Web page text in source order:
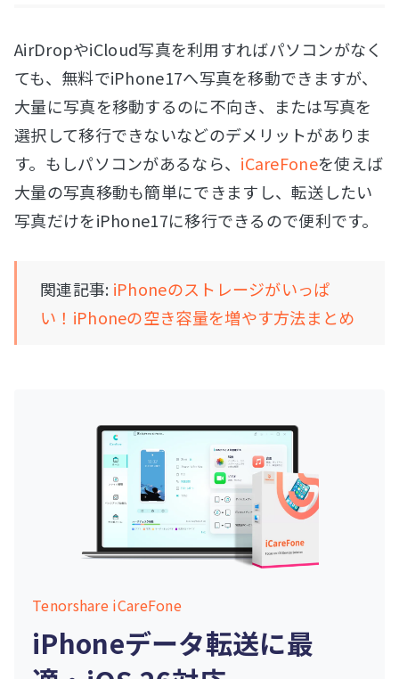
AirDropやiCloud写真を利用すればパソコンがなく
ても、無料でiPhone17へ写真を移動できますが、
大量に写真を移動するのに不向き、または写真を
選択して移行できないなどのデメリットがありま
す。もしパソコンがあるなら、 iCareFoneを使えば
大量の写真移動も簡単にできますし、転送したい
写真だけをiPhone17に移行できるので便利です。
関連記事: iPhoneのストレージがいっぱ
い！iPhoneの空き容量を増やす方法まとめ
Tenorshare iCareFone
iPhoneデータ転送に最